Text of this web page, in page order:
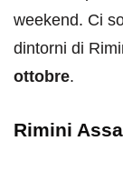
weekend. Ci
dintorni di
ottobre.
Rimini